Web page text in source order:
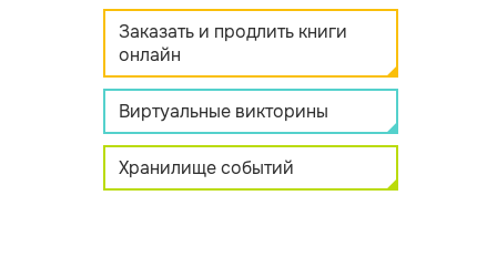
Заказать и продлить книги
онлайн
Виртуальные викторины
Хранилище событий